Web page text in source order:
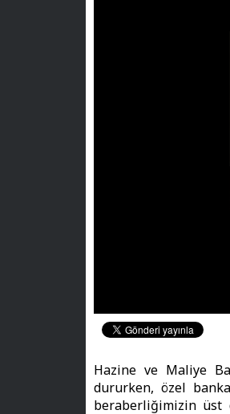
Hazine ve Maliye
dururken, özel
beraberliğimizin üst